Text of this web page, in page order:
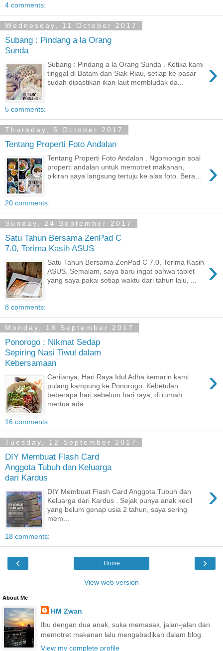
4 comments:
Wednesday, 11 October 2017
Subang : Pindang a la Orang
Sunda
›
Subang : Pindang a la Orang Sunda . Ketika kami
tinggal di Batam dan Siak Riau, setiap ke pasar
sudah dipastikan ikan laut membludak da...
5 comments:
Thursday, 5 October 2017
Tentang Properti Foto Andalan
›
Tentang Properti Foto Andalan . Ngomongin soal
properti andalan untuk memotret makanan,
pikiran saya langsung tertuju ke alas foto. Bera...
20 comments:
Sunday, 24 September 2017
Satu Tahun Bersama ZenPad C
7.0, Terima Kasih ASUS
›
Satu Tahun Bersama ZenPad C 7.0, Terima Kasih
ASUS. Semalam, saya baru ingat bahwa tablet
yang saya pakai setiap waktu dari tahun lalu, ...
8 comments:
Monday, 18 September 2017
Ponorogo : Nikmat Sedap
Sepiring Nasi Tiwul dalam
Kebersamaan
›
Ceritanya, Hari Raya Idul Adha kemarin kami
pulang kampung ke Ponorogo. Kebetulan
beberapa hari sebelum hari raya, di rumah
mertua ada ...
16 comments:
Tuesday, 12 September 2017
DIY Membuat Flash Card
Anggota Tubuh dan Keluarga
dari Kardus
›
DIY Membuat Flash Card Anggota Tubuh dan
Keluarga dari Kardus . Sejak punya anak kecil
yang belum genap usia 2 tahun, saya sering
mem...
18 comments:
‹ ›
Home
View web version
About Me
HM Zwan
Ibu dengan dua anak, suka memasak, jalan-jalan dan
memotret makanan lalu mengabadikan dalam blog.
View my complete profile